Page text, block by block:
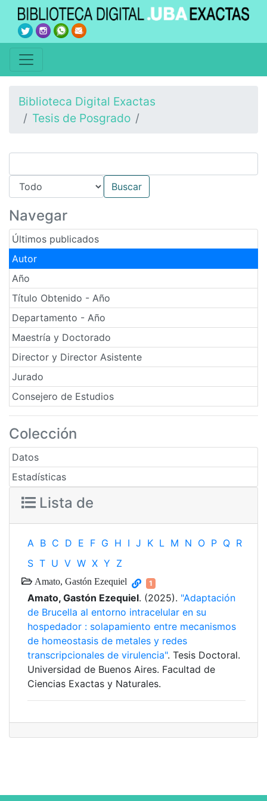
Biblioteca Digital Exactas
Tesis de Posgrado
Navegar
Últimos publicados
Autor
Año
Título Obtenido - Año
Departamento - Año
Maestría y Doctorado
Director y Director Asistente
Jurado
Consejero de Estudios
Colección
Datos
Estadísticas
Lista de
A B C D E F G H I J K L M N O P Q R
S T U V W X Y Z
Amato, Gastón Ezequiel 1
Amato, Gastón Ezequiel. (2025). "Adaptación
de Brucella al entorno intracelular en su
hospedador : solapamiento entre mecanismos
de homeostasis de metales y redes
transcripcionales de virulencia". Tesis Doctoral.
Universidad de Buenos Aires. Facultad de
Ciencias Exactas y Naturales.